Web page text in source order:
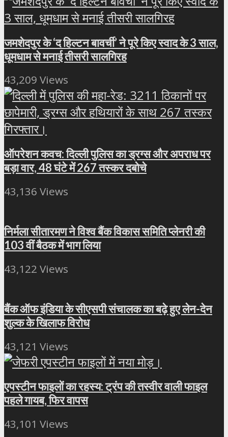
जमशेदपुर के ‘द हिल्टन बावर्ची’ ने पूरे किए स्वाद के 3 साल,
धूमधाम से मनाई तीसरी सालगिरह
43,209 Views
ऑपरेशन कवच: दिल्ली पुलिस का ड्रग्स और अपराध पर
बड़ा वार, 48 घंटे में 267 तस्कर दबोचे
43,136 Views
निर्मला सीतारमण ने विश्व बैंक विकास समिति प्लेनरी की
103 वीं बैठक में भाग लिया
43,122 Views
बैंक ऑफ इंडिया के सीएसपी संचालक का बढ़े हुए लेन-देन
शुल्क के खिलाफ विरोध
43,121 Views
एपस्टीन फाइलों का रहस्य: ट्रंप की तस्वीर वाली फाइल
पहले गायब, फिर वापस
43,101 Views